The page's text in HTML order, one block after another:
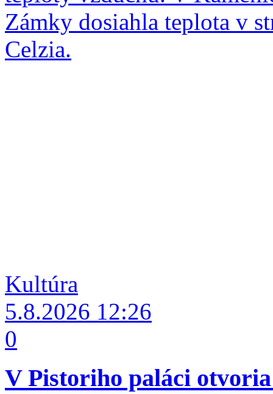
Zámky dosiahla teplota v
Celzia.
Kultúra
5.8.2026 12:26
0
V Pistoriho paláci